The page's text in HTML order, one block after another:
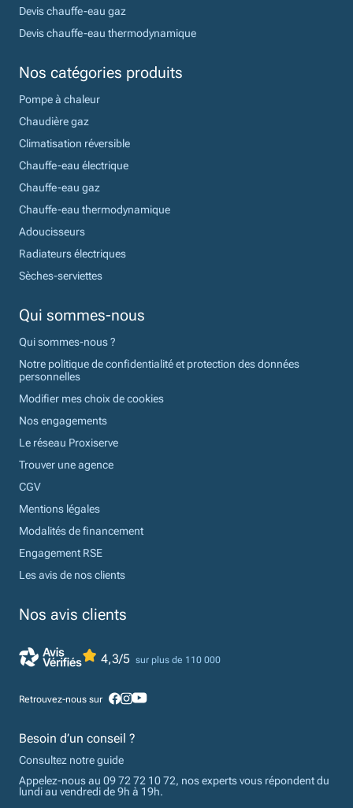
Devis chauffe-eau gaz
Devis chauffe-eau thermodynamique
Nos catégories produits
Pompe à chaleur
Chaudière gaz
Climatisation réversible
Chauffe-eau électrique
Chauffe-eau gaz
Chauffe-eau thermodynamique
Adoucisseurs
Radiateurs électriques
Sèches-serviettes
Qui sommes-nous
Qui sommes-nous ?
Notre politique de confidentialité et protection des données
personnelles
Modifier mes choix de cookies
Nos engagements
Le réseau Proxiserve
Trouver une agence
CGV
Mentions légales
Modalités de financement
Engagement RSE
Les avis de nos clients
Nos avis clients
4,3/5 sur plus de 110 000
Retrouvez-nous sur
Besoin d’un conseil ?
Consultez notre guide
Appelez-nous au 09 72 72 10 72, nos experts vous répondent du
lundi au vendredi de 9h à 19h.